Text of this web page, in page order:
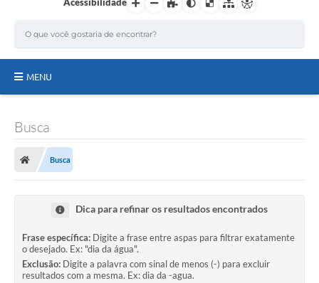
MENU
Secretarias
Setores da Saúde
Serviços Online
Contato
Busca
Busca
Dica para refinar os resultados encontrados
Frase específica: Digite a frase entre aspas para filtrar exatamente
o desejado. Ex: "dia da água".
Exclusão: Digite a palavra com sinal de menos (-) para excluir
resultados com a mesma. Ex: dia da -agua.